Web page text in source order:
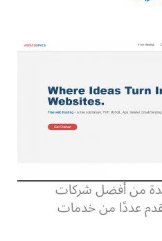
من أفضل شركات
عددًا من خدمات